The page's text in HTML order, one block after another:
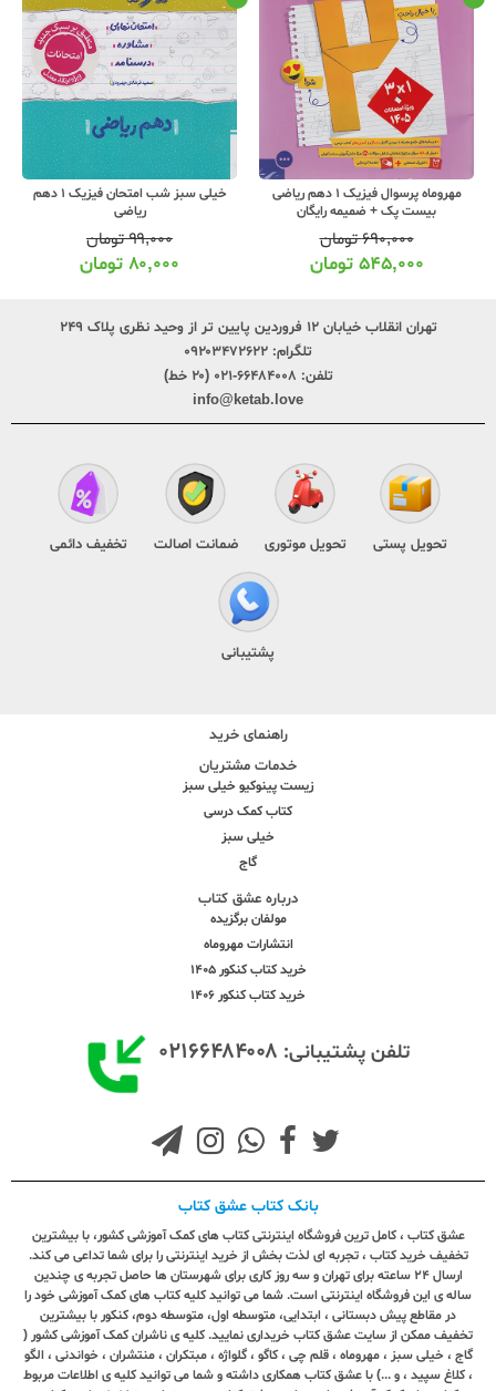
مهروماه پرسوال فیزیک 1 دهم ریاضی
بیست پک + ضمیمه رایگان
۶۹۰,۰۰۰تومان
۵۴۵,۰۰۰ تومان
خیلی سبز شب امتحان فیزیک 1 دهم
ریاضی
۹۹,۰۰۰تومان
۸۰,۰۰۰ تومان
تهران انقلاب خیابان ۱۲ فروردین پایین تر از وحید نظری پلاک ۲۴۹
تلگرام: ۰۹۲۰۳۴۷۲۶۲۲
تلفن: ۶۶۴۸۴۰۰۸-۰۲۱ (۲۰ خط)
info@ketab.love
تحویل پستی تحویل موتوری ضمانت اصالت تخفیف دائمی
پشتیبانی
راهنمای خرید
خدمات مشتریان
زیست پینوکیو خیلی سبز
کتاب کمک درسی
خیلی سبز
گاج
درباره عشق کتاب
مولفان برگزیده
انتشارات مهروماه
خرید کتاب کنکور 1405
خرید کتاب کنکور 1406
تلفن پشتیبانی: ۰۲۱۶۶۴۸۴۰۰۸
بانک کتاب عشق کتاب
عشق کتاب ، کامل ترین فروشگاه اینترنتی کتاب های کمک آموزشی کشور، با بیشترین
تخفیف خرید کتاب ، تجربه ای لذت بخش از خرید اینترنتی را برای شما تداعی می کند.
ارسال ٢٤ ساعته برای تهران و سه روز کاری برای شهرستان ها حاصل تجربه ی چندین
ساله ی این فروشگاه اینترنتی است. شما می توانید کلیه کتاب های کمک آموزشی خود را
در مقاطع پیش دبستانی ، ابتدایی، متوسطه اول، متوسطه دوم، کنکور با بیشترین
تخفیف ممکن از سایت عشق کتاب خریداری نمایید. کلیه ی ناشران کمک آموزشی کشور (
گاج ، خیلی سبز ، مهروماه ، قلم چی ، کاگو ، گلواژه ، مبتکران ، منتشران ، خواندنی ، الگو
، کلاغ سپید ، و ...) با عشق کتاب همکاری داشته و شما می توانید کلیه ی اطلاعات مربوط